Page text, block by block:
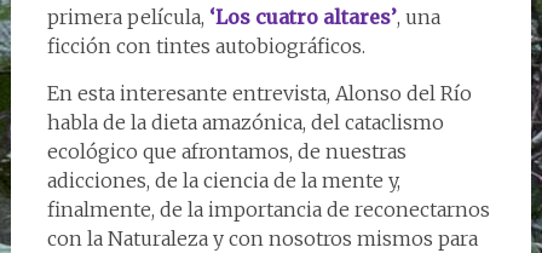
primera película, ‘Los cuatro altares’, una
ficción con tintes autobiográficos.
En esta interesante entrevista, Alonso del Río
habla de la dieta amazónica, del cataclismo
ecológico que afrontamos, de nuestras
adicciones, de la ciencia de la mente y,
finalmente, de la importancia de reconectarnos
con la Naturaleza y con nosotros mismos para